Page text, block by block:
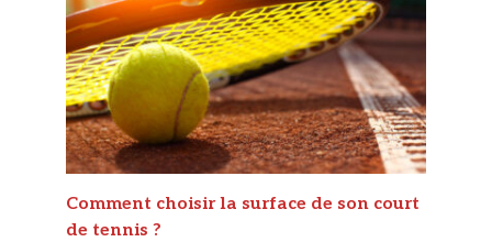
Comment choisir la surface de son court
de tennis ?